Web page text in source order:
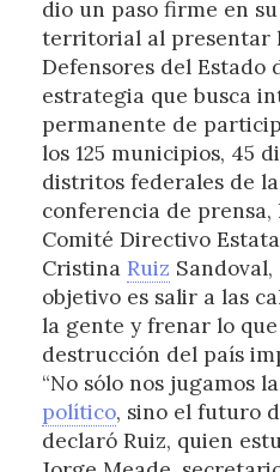
dio un paso firme en
territorial al presentar
Defensores del Estado
estrategia que busca
permanente de
los 125 municipios, 45
distritos federales de
conferencia de
Comité Directivo
Cristina Ruiz
objetivo es salir a las
la gente y frenar lo
destrucción del país
“No sólo nos jugamos
político, sino el futuro
declaró Ruiz, quien